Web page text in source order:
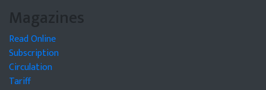
Magazines
Read Online
Subscription
Circulation
Tariff